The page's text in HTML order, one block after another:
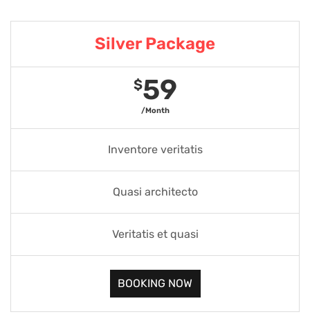
Silver Package
$59
/Month
Inventore veritatis
Quasi architecto
Veritatis et quasi
BOOKING NOW